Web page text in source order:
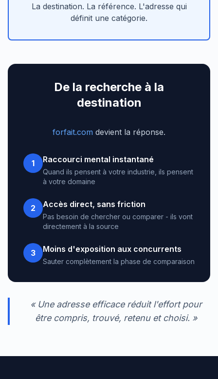
La destination. La référence. L'adresse qui
définit une catégorie.
De la recherche à la
destination
forfait.com devient la réponse.
1 Raccourci mental instantané
Quand ils pensent à votre industrie, ils pensent
à votre domaine
2 Accès direct, sans friction
Pas besoin de chercher ou comparer - ils vont
directement à la source
3 Moins d'exposition aux concurrents
Sauter complètement la phase de comparaison
« Une adresse efficace réduit l'effort pour
être compris, trouvé, retenu et choisi. »